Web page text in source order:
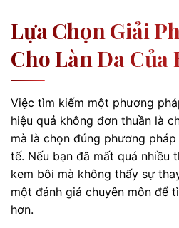
Lựa Chọn Giải
Cho Làn Da Của
Việc tìm kiếm một phương
hiệu quả không đơn thuần là
mà là chọn đúng phương
tế. Nếu bạn đã mất quá nhiều
kem bôi mà không thấy sự
một đánh giá chuyên môn để
hơn.